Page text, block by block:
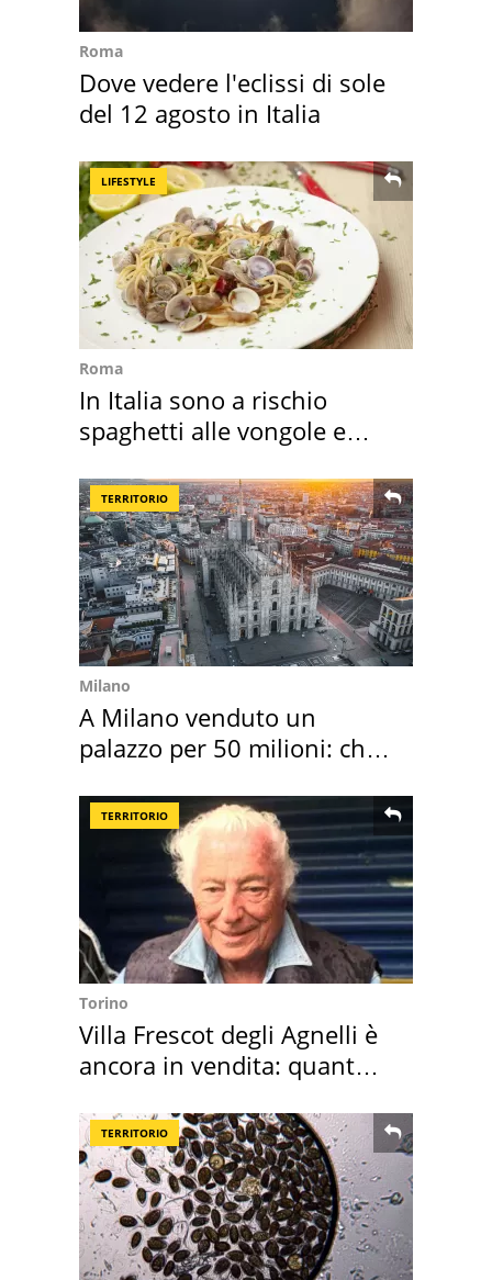
Roma
Dove vedere l'eclissi di sole
del 12 agosto in Italia
LIFESTYLE
Roma
In Italia sono a rischio
spaghetti alle vongole e
TERRITORIO
Milano
A Milano venduto un
palazzo per 50 milioni: chi
TERRITORIO
Torino
Villa Frescot degli Agnelli è
ancora in vendita: quanto
TERRITORIO